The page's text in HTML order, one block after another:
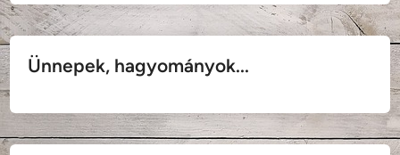
Ünnepek, hagyományok...